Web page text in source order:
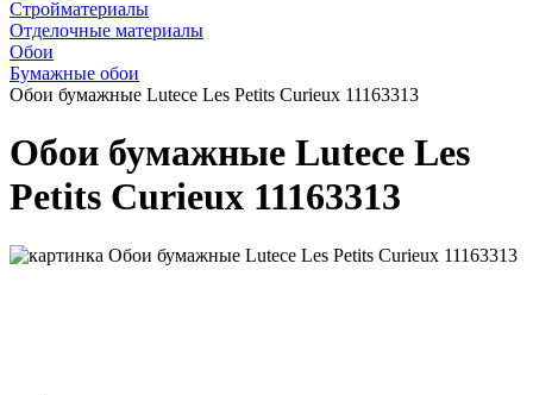
Стройматериалы
Отделочные материалы
Обои
Бумажные обои
Обои бумажные Lutece Les Petits Curieux 11163313
Обои бумажные Lutece Les
Petits Curieux 11163313